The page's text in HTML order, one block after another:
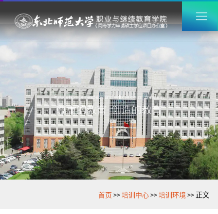
首页 >>培训中心>>培训环境 >> 正文